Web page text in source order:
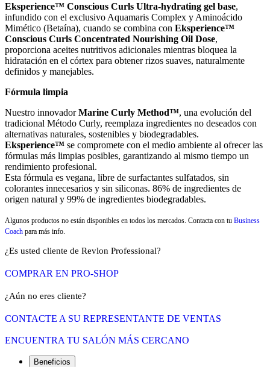
Eksperience™ Conscious Curls Ultra-hydrating gel base,
infundido con el exclusivo Aquamaris Complex y Aminoácido
Mimético (Betaína), cuando se combina con Eksperience™
Conscious Curls Concentrated Nourishing Oil Dose,
proporciona aceites nutritivos adicionales mientras bloquea la
hidratación en el córtex para obtener rizos suaves, naturalmente
definidos y manejables.
Fórmula limpia
Nuestro innovadorMarine Curly Method™, una evolución del
tradicional Método Curly, reemplaza ingredientes no deseados con
alternativas naturales, sostenibles y biodegradables.
Eksperience™ se compromete con el medio ambiente al ofrecer las
fórmulas más limpias posibles, garantizando al mismo tiempo un
rendimiento profesional.
Esta fórmula es vegana, libre de surfactantes sulfatados, sin
colorantes innecesarios y sin siliconas. 86% de ingredientes de
origen natural y 99% de ingredientes biodegradables.
Algunos productos no están disponibles en todos los mercados. Contacta con tu Business
Coach para más info.
¿Es usted cliente de Revlon Professional?
COMPRAR EN PRO-SHOP
¿Aún no eres cliente?
CONTACTE A SU REPRESENTANTE DE VENTAS
ENCUENTRA TU SALÓN MÁS CERCANO
Beneficios